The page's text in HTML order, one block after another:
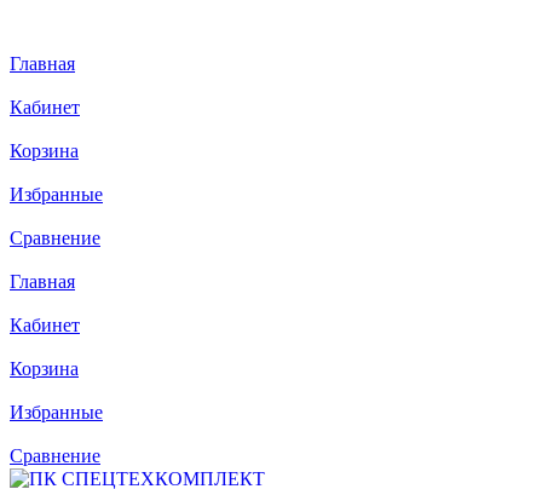
Главная
Кабинет
Корзина
Избранные
Сравнение
Главная
Кабинет
Корзина
Избранные
Сравнение